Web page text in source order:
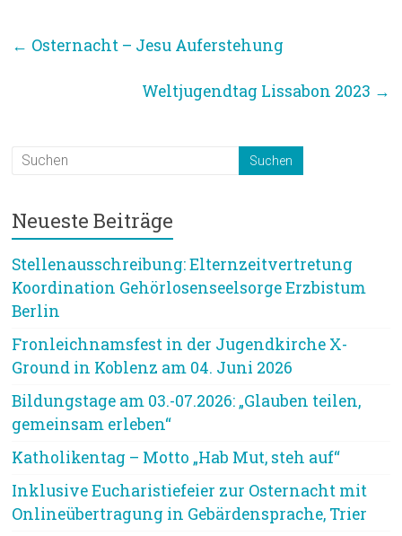
← Osternacht – Jesu Auferstehung
Weltjugendtag Lissabon 2023 →
Neueste Beiträge
Stellenausschreibung: Elternzeitvertretung
Koordination Gehörlosenseelsorge Erzbistum
Berlin
Fronleichnamsfest in der Jugendkirche X-
Ground in Koblenz am 04. Juni 2026
Bildungstage am 03.-07.2026: „Glauben teilen,
gemeinsam erleben“
Katholikentag – Motto „Hab Mut, steh auf“
Inklusive Eucharistiefeier zur Osternacht mit
Onlineübertragung in Gebärdensprache, Trier